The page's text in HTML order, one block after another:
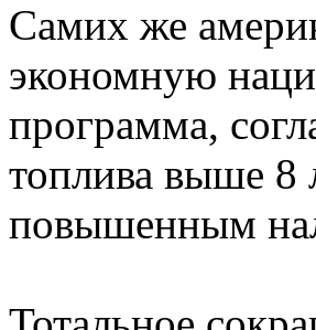
Самих же
экономную
программа,
топлива выше 8
повышенным